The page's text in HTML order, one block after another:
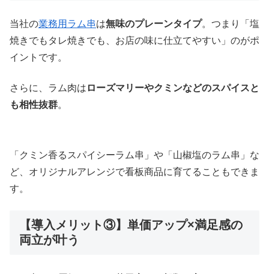
当社の業務用ラム串は無味のプレーンタイプ。つまり「塩
焼きでもタレ焼きでも、お店の味に仕立てやすい」のがポ
イントです。
さらに、ラム肉は ローズマリーやクミンなどのスパイスと
も相性抜群。
「クミン香るスパイシーラム串」や「山椒塩のラム串」な
ど、オリジナルアレンジで看板商品に育てることもできま
す。
【導入メリット③】単価アップ×満足感の
両立が叶う